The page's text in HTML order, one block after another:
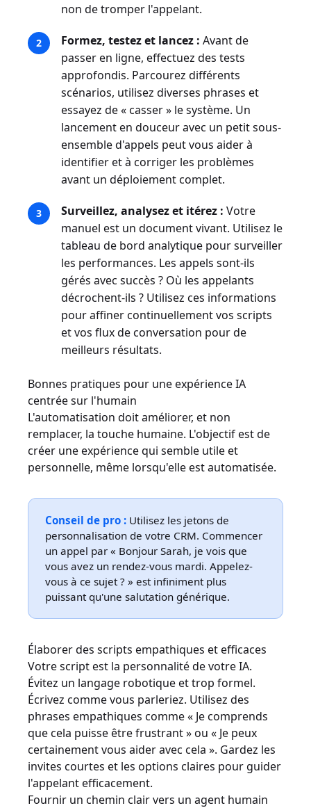
non de tromper l'appelant.
Formez, testez et lancez : Avant de
passer en ligne, effectuez des tests
approfondis. Parcourez différents
scénarios, utilisez diverses phrases et
essayez de « casser » le système. Un
lancement en douceur avec un petit sous-
ensemble d'appels peut vous aider à
identifier et à corriger les problèmes
avant un déploiement complet.
Surveillez, analysez et itérez : Votre
manuel est un document vivant. Utilisez le
tableau de bord analytique pour surveiller
les performances. Les appels sont-ils
gérés avec succès ? Où les appelants
décrochent-ils ? Utilisez ces informations
pour affiner continuellement vos scripts
et vos flux de conversation pour de
meilleurs résultats.
Bonnes pratiques pour une expérience IA
centrée sur l'humain
L'automatisation doit améliorer, et non
remplacer, la touche humaine. L'objectif est de
créer une expérience qui semble utile et
personnelle, même lorsqu'elle est automatisée.
Conseil de pro : Utilisez les jetons de
personnalisation de votre CRM. Commencer
un appel par « Bonjour Sarah, je vois que
vous avez un rendez-vous mardi. Appelez-
vous à ce sujet ? » est infiniment plus
puissant qu'une salutation générique.
Élaborer des scripts empathiques et efficaces
Votre script est la personnalité de votre IA.
Évitez un langage robotique et trop formel.
Écrivez comme vous parleriez. Utilisez des
phrases empathiques comme « Je comprends
que cela puisse être frustrant » ou « Je peux
certainement vous aider avec cela ». Gardez les
invites courtes et les options claires pour guider
l'appelant efficacement.
Fournir un chemin clair vers un agent humain